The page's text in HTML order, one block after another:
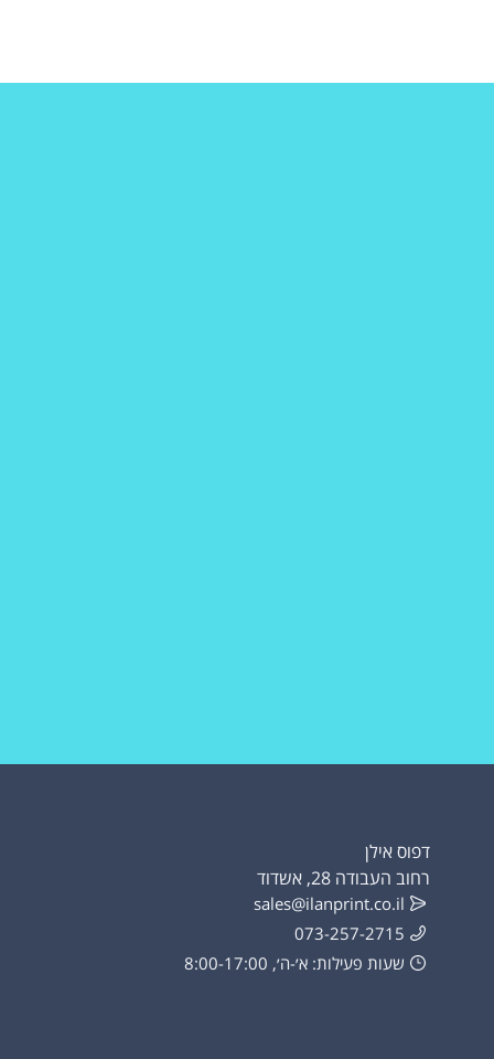
דפוס אילן
רחוב העבודה 28, אשדוד
sales@ilanprint.co.il
073-257-2715
שעות פעילות: א׳-ה׳, 8:00-17:00